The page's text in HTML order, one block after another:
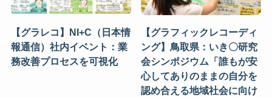
【グラレコ】NI+C（日本情
報通信）社内イベント：業
務改善プロセスを可視化
【グラフィックレコーディ
ング】鳥取県：いき〇研究
会シンポジウム「誰もが安
心してありのままの自分を
認め合える地域社会に向け